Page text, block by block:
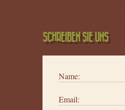
SCHREIBEN SIE UNS
Name:
Email: